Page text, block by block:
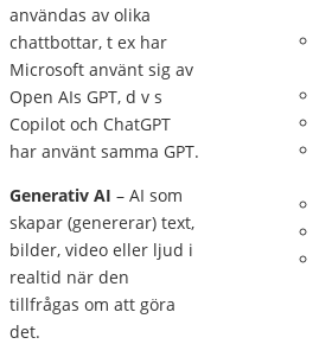
användas av olika
chattbottar, t ex har
Microsoft använt sig av
Open AIs GPT, d v s
Copilot och ChatGPT
har använt samma GPT.
Generativ AI – AI som
skapar (genererar) text,
bilder, video eller ljud i
realtid när den
tillfrågas om att göra
det.